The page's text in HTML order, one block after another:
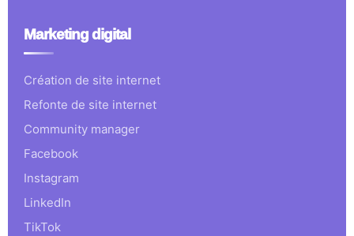
Marketing digital
Création de site internet
Refonte de site internet
Community manager
Facebook
Instagram
LinkedIn
TikTok